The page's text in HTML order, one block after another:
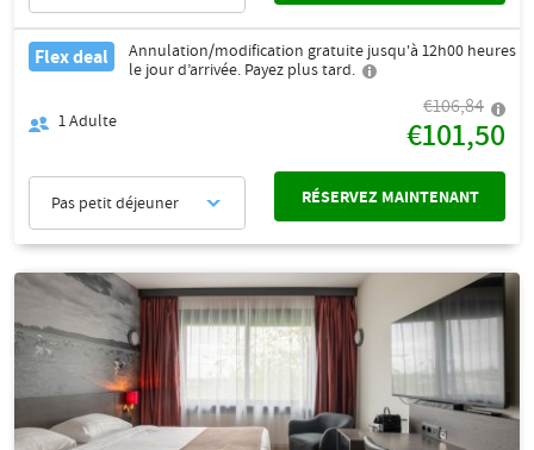
Flex deal
Annulation/modification gratuite jusqu'à 12h00 heures
le jour d’arrivée. Payez plus tard.
1Adulte
€106,84
€101,50
Pas petit déjeuner RÉSERVEZ MAINTENANT